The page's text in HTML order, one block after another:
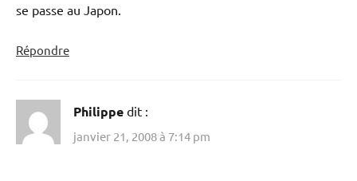
se passe au Japon.
Répondre
Philippe dit :
janvier 21, 2008 à 7:14 pm